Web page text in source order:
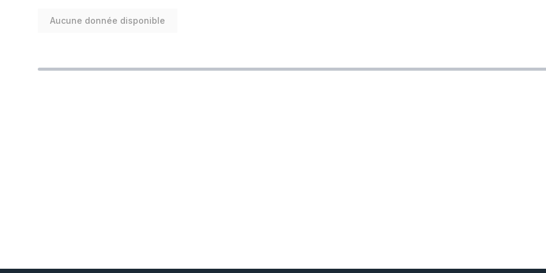
Aucune donnée disponible